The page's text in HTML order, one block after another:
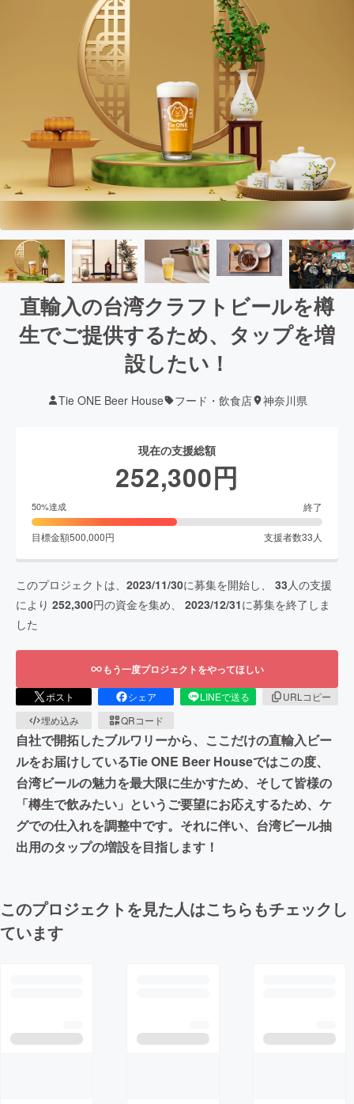
直輸入の台湾クラフトビールを樽
生でご提供するため、タップを増
設したい！
Tie ONE Beer House フード・飲食店 神奈川県
現在の支援総額
252,300円
50%達成 終了
目標金額500,000円 支援者数33 人
このプロジェクトは、 2023/11/30に募集を開始し、 33 人の支援
により 252,300円の資金を集め、 2023/12/31に募集を終了しま
した
もう一度プロジェクトをやってほしい
ポスト シェア LINEで送る
URLコピー
埋め込み
QRコード
自社で開拓したブルワリーから、ここだけの直輸入ビー
ルをお届けしているTie ONE Beer Houseではこの度、
台湾ビールの魅力を最大限に生かすため、そして皆様の
「樽生で飲みたい」というご要望にお応えするため、ケ
グでの仕入れを調整中です。それに伴い、台湾ビール抽
出用のタップの増設を目指します！
このプロジェクトを見た人はこちらもチェックし
ています